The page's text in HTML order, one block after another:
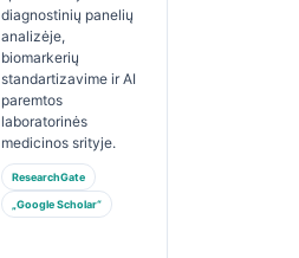
diagnostinių panelių
analizėje,
biomarkerių
standartizavime ir AI
paremtos
laboratorinės
medicinos srityje.
ResearchGate
„Google Scholar“